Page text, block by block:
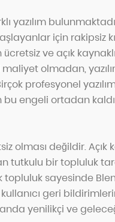
yazılım
için rakipsiz
ve açık
olmadan,
profesyonel
engeli ortadan
olması değildir. Açık
tutkulu bir topluluk
sayesinde
geri
yenilikçi ve